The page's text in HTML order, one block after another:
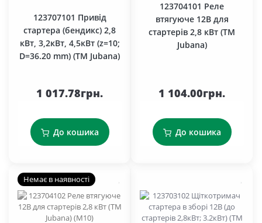
123707101 Привід
стартера (бендикс) 2,8
кВт, 3,2кВт, 4,5кВт (z=10;
D=36.20 mm) (ТМ Jubana)
1 017.78грн.
До кошика
123704101 Реле
втягуюче 12В для
стартерів 2,8 кВт (TM
Jubana)
1 104.00грн.
До кошика
Немає в наявності